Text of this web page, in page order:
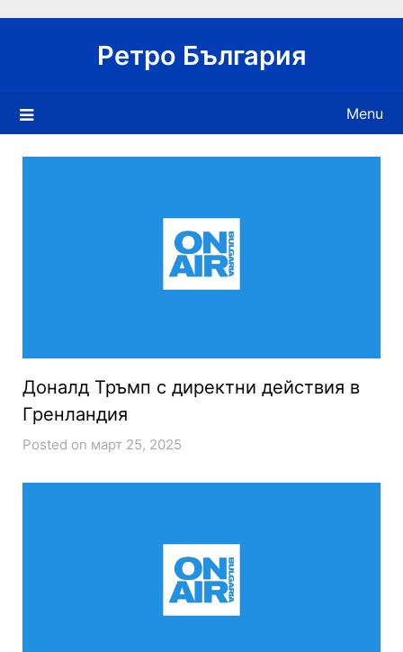
Ретро България
Menu
Доналд Тръмп с директни действия в
Гренландия
Posted on март 25, 2025